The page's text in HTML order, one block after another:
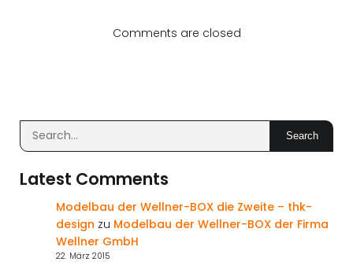
Comments are closed
Search
Latest Comments
Modelbau der Wellner-BOX die Zweite – thk-
design zu Modelbau der Wellner-BOX der Firma
Wellner GmbH
22. März 2015